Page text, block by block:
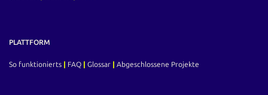
PLATTFORM
So funktionierts | FAQ | Glossar | Abgeschlossene Projekte